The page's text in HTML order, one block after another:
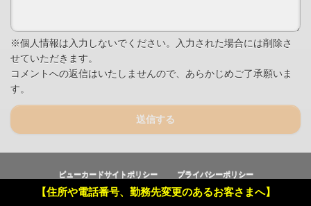
【住所や電話番号、勤務先変更のあるお客さまへ】
※個人情報は入力しないでください。入力された場合には削除さ
せていただきます。
コメントへの返信はいたしませんので、あらかじめご了承願いま
す。
送信する
ビューカードサイトポリシー プライバシーポリシー